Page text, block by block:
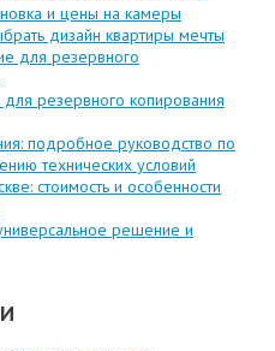
и цены на камеры
дизайн квартиры мечты
для резервного
резервного копирования
подробное руководство по
технических условий
стоимость и особенности
решение и